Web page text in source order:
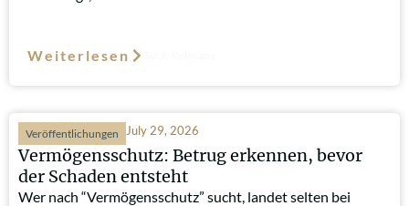
Weiterlesen
Veröffentlichungen July 29, 2026
Vermögensschutz: Betrug erkennen, bevor
der Schaden entsteht
Wer nach “Vermögensschutz” sucht, landet selten bei